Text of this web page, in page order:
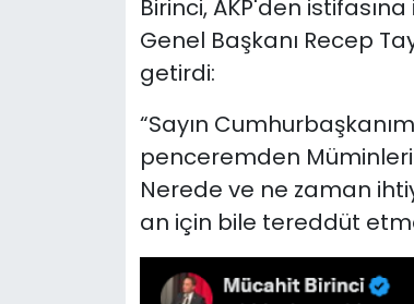
Birinci, AKP'den
Genel Başkanı Recep
getirdi:
“Sayın
penceremden
Nerede ve ne zaman
an için bile tereddüt